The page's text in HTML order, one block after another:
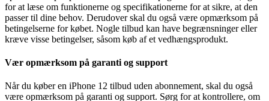
for at læse om funktionerne og specifikationerne for at sikre, at den
passer til dine behov. Derudover skal du også være opmærksom på
betingelserne for købet. Nogle tilbud kan have begrænsninger eller
kræve visse betingelser, såsom køb af et vedhængsprodukt.
Vær opmærksom på garanti og support
Når du køber en iPhone 12 tilbud uden abonnement, skal du også
være opmærksom på garanti og support. Sørg for at kontrollere, om